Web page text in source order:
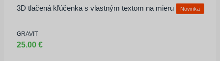
3D tlačená kľúčenka s vlastným textom na mieru 50ks
Novinka
GRAVIT
25.00 €